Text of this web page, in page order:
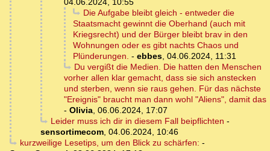
04.06.2024, 10:55
Die Aufgabe bleibt gleich - entweder die
Staatsmacht gewinnt die Oberhand (auch mit
Kriegsrecht) und der Bürger bleibt brav in den
Wohnungen oder es gibt nachts Chaos und
Plünderungen. - ebbes, 04.06.2024, 11:31
Du vergißt die Medien. Die hatten den Menschen
vorher allen klar gemacht, dass sie sich anstecken
und sterben, wenn sie raus gehen. Für das nächste
"Ereignis" braucht man dann wohl "Aliens", damit das
- Olivia, 06.06.2024, 17:07
Leider muss ich dir in diesem Fall beipflichten -
sensortimecom, 04.06.2024, 10:46
kurzweilige Lesetips, um den Blick zu schärfen: -